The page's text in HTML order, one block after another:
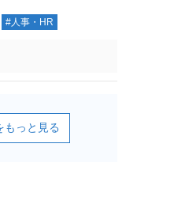
#人事・HR